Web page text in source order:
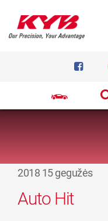
2018 15 gegužės
Auto Hit